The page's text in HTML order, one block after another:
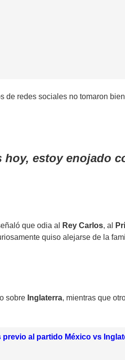
de redes sociales no tomaron
estoy enojado
que odia al Rey Carlos, al P
quiso alejarse de la
sobre Inglaterra, mientras que
previo al partido México vs